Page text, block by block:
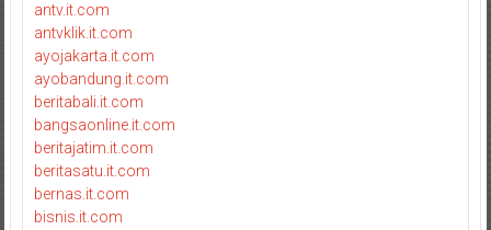
antv.it.com
antvklik.it.com
ayojakarta.it.com
ayobandung.it.com
beritabali.it.com
bangsaonline.it.com
beritajatim.it.com
beritasatu.it.com
bernas.it.com
bisnis.it.com